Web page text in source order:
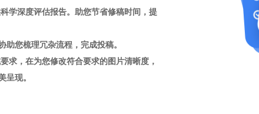
学深度评估报告。助您节省修稿时间，提
您梳理冗杂流程，完成投稿。
求，在为您修改符合要求的图片清晰度，
呈现。